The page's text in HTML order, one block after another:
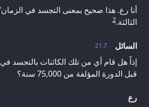
أنا رع. هذا صحيح بمعنى التجسد في
الثالثة.2
21.7
السائل
إذاً هل قام أي من تلك الكائنات بالتجسد في
قبل الدورة المؤلفة من 75,000 سنة؟
رع